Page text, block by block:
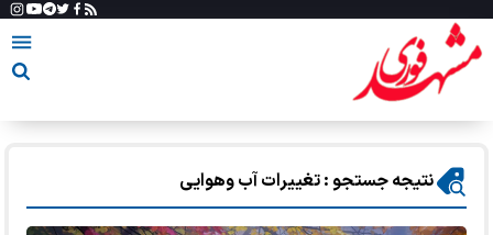
نتیجه جستجو : تغییرات آب وهوایی